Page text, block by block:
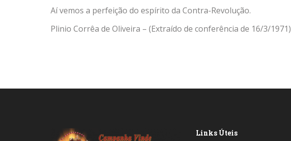
Aí vemos a perfeição do espírito da Contra-Revolução.
Plinio Corrêa de Oliveira – (Extraído de conferência de 16/3/1971)
Links Úteis